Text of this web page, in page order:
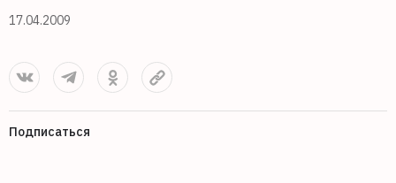
17.04.2009
Подписаться